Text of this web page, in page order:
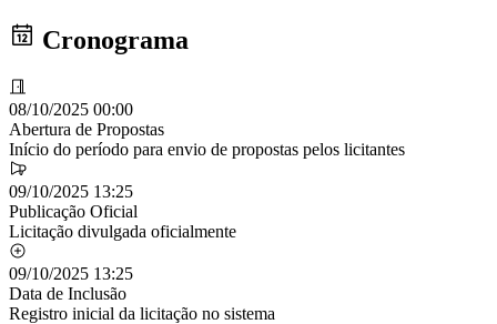
Cronograma
08/10/2025 00:00
Abertura de Propostas
Início do período para envio de propostas pelos licitantes
09/10/2025 13:25
Publicação Oficial
Licitação divulgada oficialmente
09/10/2025 13:25
Data de Inclusão
Registro inicial da licitação no sistema